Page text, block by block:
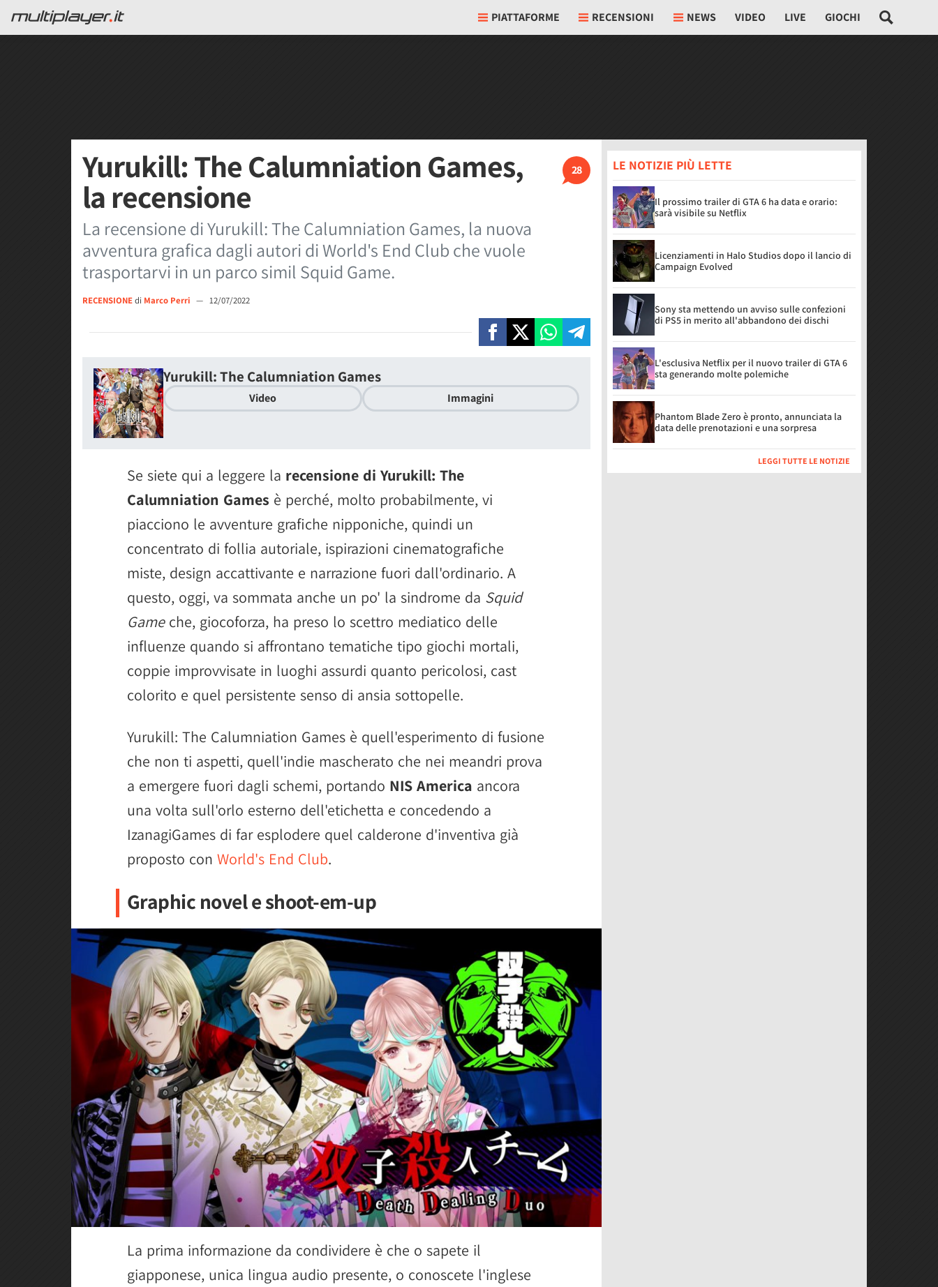
PIATTAFORME RECENSIONI NEWS VIDEO LIVE GIOCHI
28
Yurukill: The Calumniation Games,
la recensione
La recensione di Yurukill: The Calumniation Games, la nuova
avventura grafica dagli autori di World's End Club che vuole
trasportarvi in un parco simil Squid Game.
RECENSIONEdi Marco Perri — 12/07/2022
Yurukill: The Calumniation Games
Video Immagini
Se siete qui a leggere la recensione di Yurukill: The
Calumniation Games è perché, molto probabilmente, vi
piacciono le avventure grafiche nipponiche, quindi un
concentrato di follia autoriale, ispirazioni cinematografiche
miste, design accattivante e narrazione fuori dall'ordinario. A
questo, oggi, va sommata anche un po' la sindrome da Squid
Gameche, giocoforza, ha preso lo scettro mediatico delle
influenze quando si affrontano tematiche tipo giochi mortali,
coppie improvvisate in luoghi assurdi quanto pericolosi, cast
colorito e quel persistente senso di ansia sottopelle.
Yurukill: The Calumniation Games è quell'esperimento di fusione
che non ti aspetti, quell'indie mascherato che nei meandri prova
a emergere fuori dagli schemi, portando NIS America ancora
una volta sull'orlo esterno dell'etichetta e concedendo a
IzanagiGames di far esplodere quel calderone d'inventiva già
proposto con World's End Club.
Graphic novel e shoot-em-up
La prima informazione da condividere è che o sapete il
giapponese, unica lingua audio presente, o conoscete l'inglese
LE NOTIZIE PIÙ LETTE
Il prossimo trailer di GTA 6 ha data e orario:
sarà visibile su Netflix
Licenziamenti in Halo Studios dopo il lancio di
Campaign Evolved
Sony sta mettendo un avviso sulle confezioni
di PS5 in merito all'abbandono dei dischi
L'esclusiva Netflix per il nuovo trailer di GTA 6
sta generando molte polemiche
Phantom Blade Zero è pronto, annunciata la
data delle prenotazioni e una sorpresa
LEGGI TUTTE LE NOTIZIE